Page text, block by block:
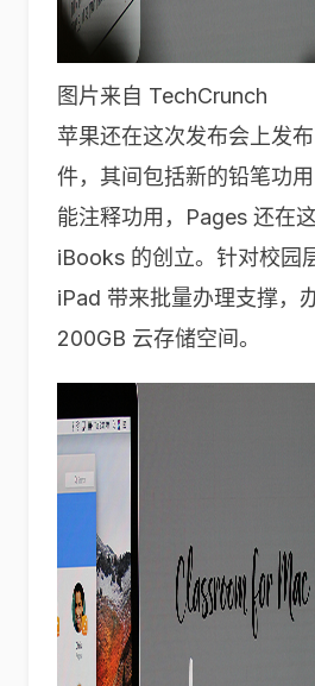
图片来自 TechCrunch
苹果还在这次发布会上发
件，其间包括新的铅笔功
能注释功用，Pages 还在
iBooks 的创立。针对校园
iPad 带来批量办理支撑，
200GB 云存储空间。